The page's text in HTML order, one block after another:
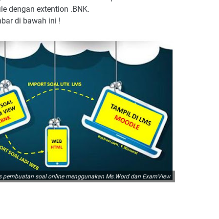
dengan extention .BNK.
di bawah ini !
pembuatan soal online menggunakan Ms.Word dan ExamView